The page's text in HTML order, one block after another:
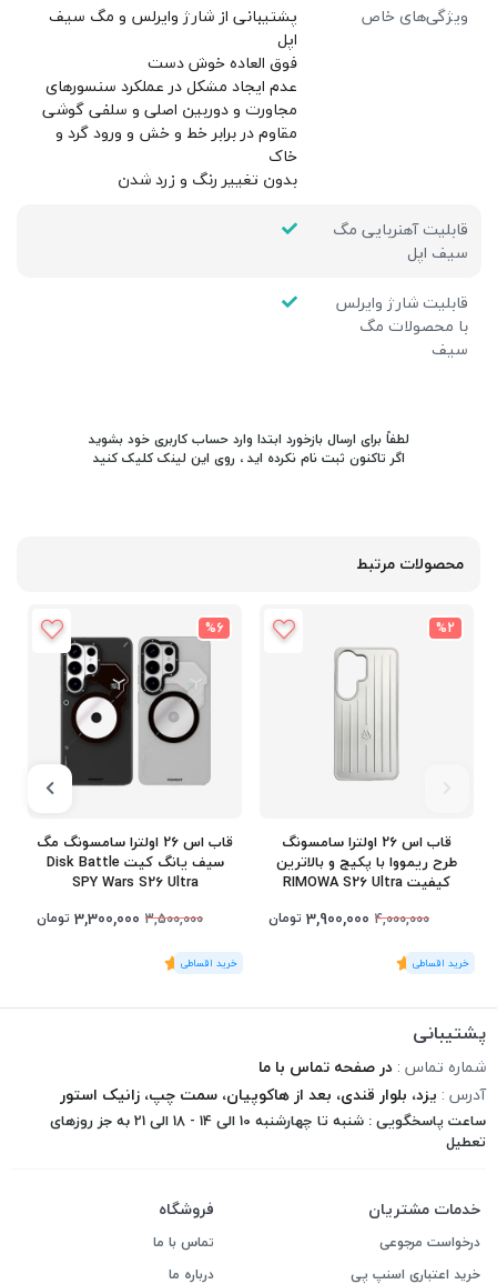
ویژگی‌های خاص
پشتیبانی از شارژ وایرلس و مگ سیف
اپل
فوق العاده خوش دست
عدم ایجاد مشکل در عملکرد سنسورهای
مجاورت و دوربین اصلی و سلفی گوشی
مقاوم در برابر خط و خش و ورود گرد و
خاک
بدون تغییر رنگ و زرد شدن
قابلیت آهنربایی مگ
سیف اپل
قابلیت شارژ وایرلس
با محصولات مگ
سیف
لطفاً برای ارسال بازخورد ابتدا وارد حساب کاربری خود بشوید
اگر تاکنون ثبت نام نکرده اید ، روی این لینک کلیک کنید
محصولات مرتبط
%2
قاب اس 26 اولترا سامسونگ
طرح ریمووا با پکیج و بالاترین
کیفیت RIMOWA S26 Ultra
4,000,000
3,900,000 تومان
(1رای)
5
%6
قاب اس 26 اولترا سامسونگ مگ
سیف یانگ کیت Disk Battle
SPY Wars S26 Ultra
3,500,000
3,300,000 تومان
(1رای)
5
پشتیبانی
شماره تماس : در صفحه تماس با ما
آدرس : یزد، بلوار قندی، بعد از هاکوپیان، سمت چپ، زانیک استور
ساعت پاسخگویی : شنبه تا چهارشنبه 10 الی 14 - 18 الی 21 به جز روزهای
تعطیل
خدمات مشتریان
درخواست مرجوعی
خرید اعتباری اسنپ پی
فروشگاه
تماس با ما
درباره ما